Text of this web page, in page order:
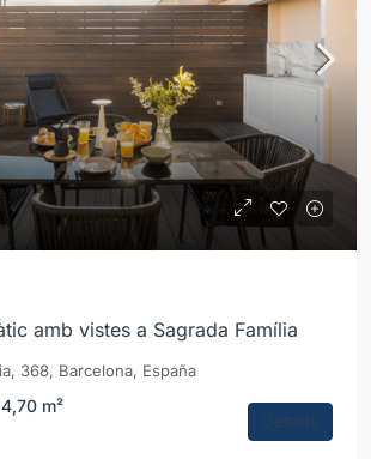
amb vistes a Sagrada Família
368, Barcelona, España
m²
Detalls